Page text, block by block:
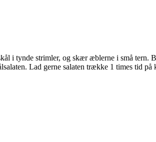
i tynde strimler, og skær æblerne i små tern.
Lad gerne salaten trække 1 times tid på